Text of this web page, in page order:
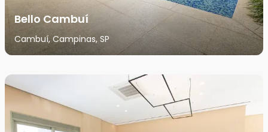
Bello Cambuí
Cambuí, Campinas, SP